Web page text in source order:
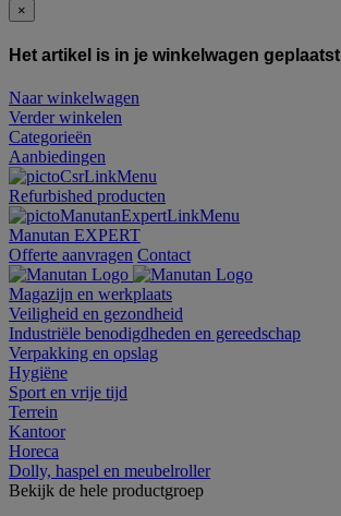
×
Het artikel is in je winkelwagen geplaatst
Naar winkelwagen
Verder winkelen
Categorieën
Aanbiedingen
Refurbished producten
Manutan EXPERT
Offerte aanvragen Contact
Magazijn en werkplaats
Veiligheid en gezondheid
Industriële benodigdheden en gereedschap
Verpakking en opslag
Hygiëne
Sport en vrije tijd
Terrein
Kantoor
Horeca
Dolly, haspel en meubelroller
Bekijk de hele productgroep